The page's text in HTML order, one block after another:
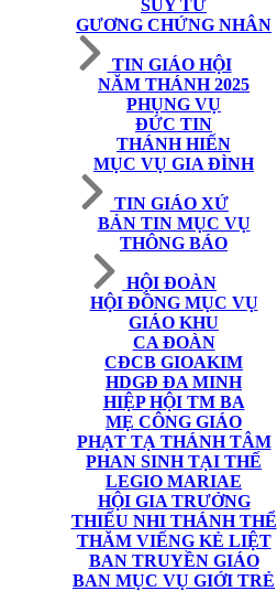
SUY TƯ
GƯƠNG CHỨNG NHÂN
TIN GIÁO HỘI
NĂM THÁNH 2025
PHỤNG VỤ
ĐỨC TIN
THÁNH HIẾN
MỤC VỤ GIA ĐÌNH
TIN GIÁO XỨ
BẢN TIN MỤC VỤ
THÔNG BÁO
HỘI ĐOÀN
HỘI ĐỒNG MỤC VỤ
GIÁO KHU
CA ĐOÀN
CĐCB GIOAKIM
HDGĐ ĐA MINH
HIỆP HỘI TM BA
MẸ CÔNG GIÁO
PHẠT TẠ THÁNH TÂM
PHAN SINH TẠI THẾ
LEGIO MARIAE
HỘI GIA TRƯỞNG
THIẾU NHI THÁNH THỂ
THĂM VIẾNG KẺ LIỆT
BAN TRUYỀN GIÁO
BAN MỤC VỤ GIỚI TRẺ